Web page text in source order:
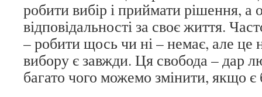
робити вибір і приймати рішення, а
відповідальності за своє життя.
– робити щось чи ні – немає, але це
вибору є завжди. Ця свобода – дар
багато чого можемо змінити, якщо